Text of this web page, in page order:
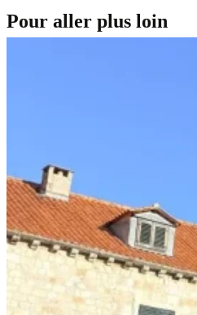
Pour aller plus loin